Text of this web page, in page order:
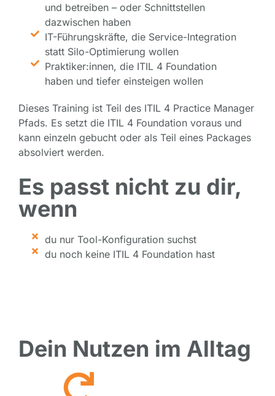
und betreiben – oder Schnittstellen
dazwischen haben
IT-Führungskräfte, die Service-Integration
statt Silo-Optimierung wollen
Praktiker:innen, die ITIL 4 Foundation
haben und tiefer einsteigen wollen
Dieses Training ist Teil des ITIL 4 Practice Manager
Pfads. Es setzt die ITIL 4 Foundation voraus und
kann einzeln gebucht oder als Teil eines Packages
absolviert werden.
Es passt nicht zu dir,
wenn
du nur Tool-Konfiguration suchst
du noch keine ITIL 4 Foundation hast
Dein Nutzen im Alltag